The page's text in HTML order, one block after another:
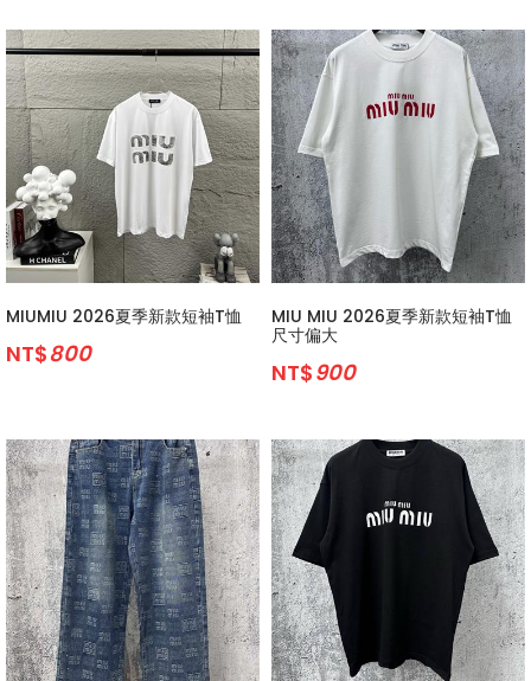
MIUMIU 2026夏季新款短袖T恤
NT$800
MIU MIU 2026夏季新款短袖T恤
尺寸偏大
NT$900